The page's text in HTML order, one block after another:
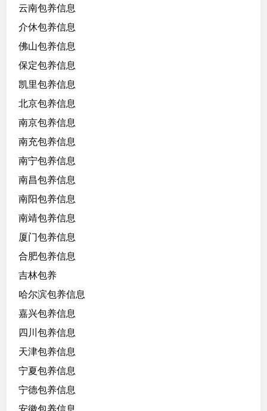
活
术
好
.
务
一
流
云南包养信息
介休包养信息
佛山包养信息
保定包养信息
凯里包养信息
北京包养信息
南京包养信息
南充包养信息
南宁包养信息
南昌包养信息
南阳包养信息
南靖包养信息
厦门包养信息
合肥包养信息
吉林包养
哈尔滨包养信息
嘉兴包养信息
四川包养信息
天津包养信息
宁夏包养信息
宁德包养信息